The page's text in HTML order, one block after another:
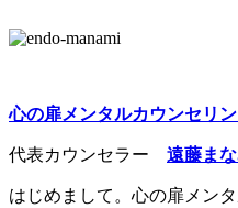
心の扉メンタルカウンセリ
代表カウンセラー 遠藤ま
はじめまして。心の扉メン